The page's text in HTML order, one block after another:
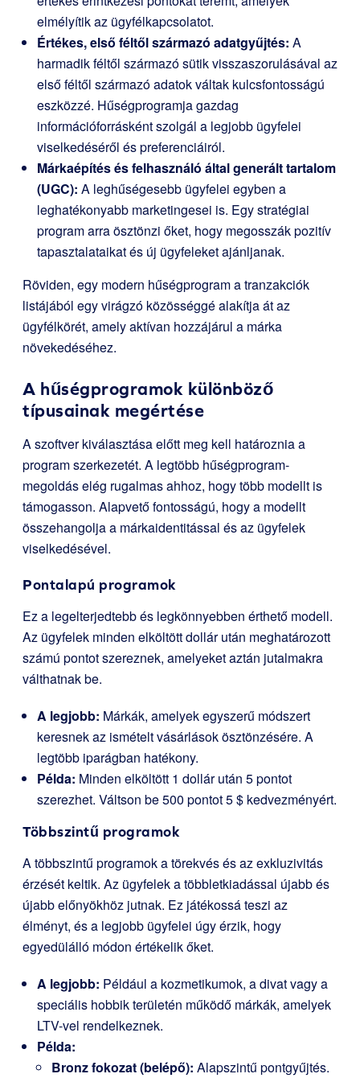
elmélyítik az ügyfélkapcsolatot.
Értékes, első féltől származó adatgyűjtés: A
harmadik féltől származó sütik visszaszorulásával az
első féltől származó adatok váltak kulcsfontosságú
eszközzé. Hűségprogramja gazdag
információforrásként szolgál a legjobb ügyfelei
viselkedéséről és preferenciáiról.
Márkaépítés és felhasználó által generált tartalom
(UGC): A leghűségesebb ügyfelei egyben a
leghatékonyabb marketingesei is. Egy stratégiai
program arra ösztönzi őket, hogy megosszák pozitív
tapasztalataikat és új ügyfeleket ajánljanak.
Röviden, egy modern hűségprogram a tranzakciók
listájából egy virágzó közösséggé alakítja át az
ügyfélkörét, amely aktívan hozzájárul a márka
növekedéséhez.
A hűségprogramok különböző
típusainak megértése
A szoftver kiválasztása előtt meg kell határoznia a
program szerkezetét. A legtöbb hűségprogram-
megoldás elég rugalmas ahhoz, hogy több modellt is
támogasson. Alapvető fontosságú, hogy a modellt
összehangolja a márkaidentitással és az ügyfelek
viselkedésével.
Pontalapú programok
Ez a legelterjedtebb és legkönnyebben érthető modell.
Az ügyfelek minden elköltött dollár után meghatározott
számú pontot szereznek, amelyeket aztán jutalmakra
válthatnak be.
A legjobb: Márkák, amelyek egyszerű módszert
keresnek az ismételt vásárlások ösztönzésére. A
legtöbb iparágban hatékony.
Példa: Minden elköltött 1 dollár után 5 pontot
szerezhet. Váltson be 500 pontot 5 $ kedvezményért.
Többszintű programok
A többszintű programok a törekvés és az exkluzivitás
érzését keltik. Az ügyfelek a többletkiadással újabb és
újabb előnyökhöz jutnak. Ez játékossá teszi az
élményt, és a legjobb ügyfelei úgy érzik, hogy
egyedülálló módon értékelik őket.
A legjobb: Például a kozmetikumok, a divat vagy a
speciális hobbik területén működő márkák, amelyek
LTV-vel rendelkeznek.
Példa:
Bronz fokozat (belépő): Alapszintű pontgyűjtés.